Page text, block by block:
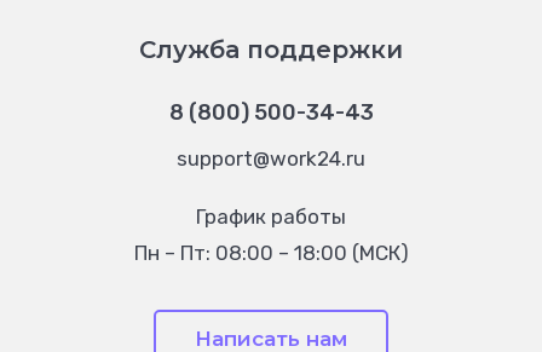
Служба поддержки
8 (800) 500-34-43
support@work24.ru
График работы
Пн – Пт: 08:00 – 18:00 (МСК)
Написать нам